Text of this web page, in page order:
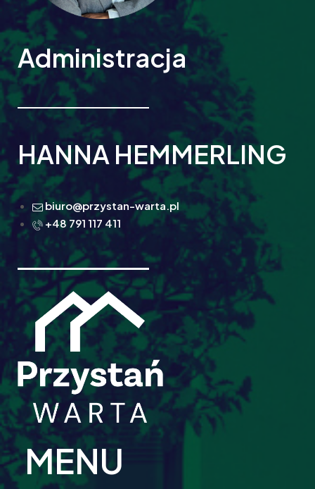
Administracja
HANNA HEMMERLING
biuro@przystan-warta.pl
+48 791 117 411
MENU